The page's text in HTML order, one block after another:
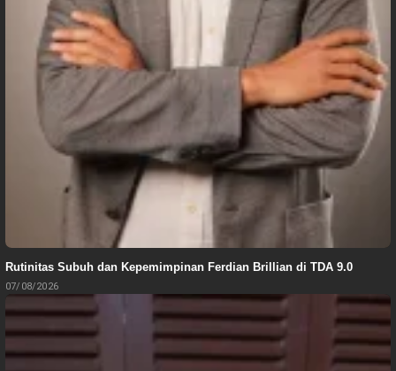
Rutinitas Subuh dan Kepemimpinan Ferdian Brillian di TDA 9.0
07/08/2026